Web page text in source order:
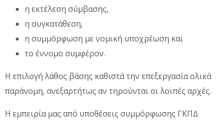
η εκτέλεση σύμβασης,
η συγκατάθεση,
η συμμόρφωση με νομική υποχρέωση και
το έννομο συμφέρον.
Η επιλογή λάθος βάσης καθιστά την επεξεργασία ολικά
παράνομη, ανεξαρτήτως αν τηρούνται οι λοιπές αρχές.
Η εμπειρία μας από υποθέσεις συμμόρφωσης ΓΚΠΔ